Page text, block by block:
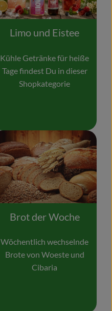
Limo und Eistee
Kühle Getränke für heiße
Tage findest Du in dieser
Shopkategorie
Brot der Woche
Wöchentlich wechselnde
Brote von Woeste und
Cibaria